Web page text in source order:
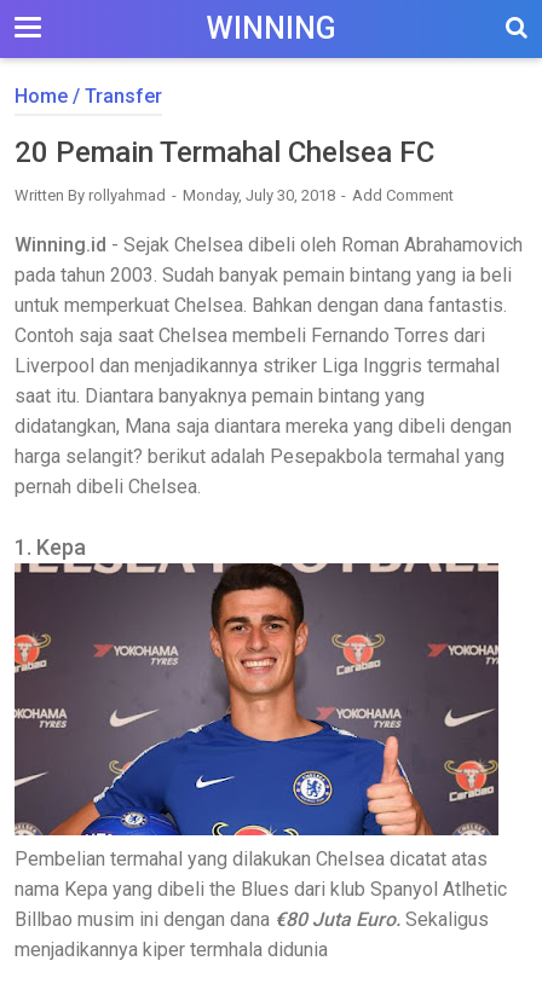
WINNING
Home / Transfer
20 Pemain Termahal Chelsea FC
Written By rollyahmad Monday, July 30, 2018 Add Comment
Winning.id - Sejak Chelsea dibeli oleh Roman Abrahamovich
pada tahun 2003. Sudah banyak pemain bintang yang ia beli
untuk memperkuat Chelsea. Bahkan dengan dana fantastis.
Contoh saja saat Chelsea membeli Fernando Torres dari
Liverpool dan menjadikannya striker Liga Inggris termahal
saat itu. Diantara banyaknya pemain bintang yang
didatangkan, Mana saja diantara mereka yang dibeli dengan
harga selangit? berikut adalah Pesepakbola termahal yang
pernah dibeli Chelsea.
1. Kepa
Pembelian termahal yang dilakukan Chelsea dicatat atas
nama Kepa yang dibeli the Blues dari klub Spanyol Atlhetic
Billbao musim ini dengan dana €80 Juta Euro. Sekaligus
menjadikannya kiper termhala didunia